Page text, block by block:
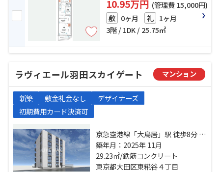
10.95万円 (管理費 15,000円)
敷 0ヶ月 礼 1ヶ月
3階 / 1DK / 25.75㎡
ラヴィエール羽田スカイゲート マンション
新築 敷金礼金なし
デザイナーズ
初期費用カード決済可
京急空港線「大鳥居」駅 徒歩8分 京
急空港線「穴守稲荷」駅 徒歩15分
東京モノレール「整備場」駅 徒歩
18分
築年月：2025年 11月
29.23㎡/鉄筋コンクリート
東京都大田区東糀谷４丁目